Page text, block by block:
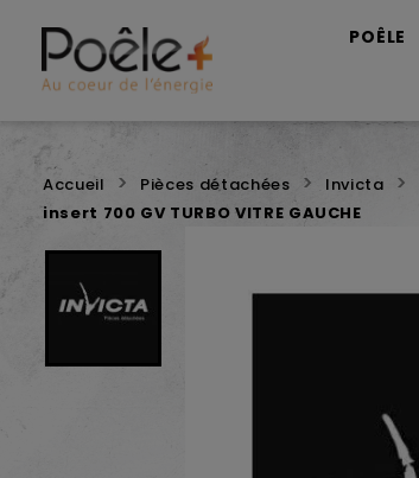
POÊLE
Accueil Pièces détachées Invicta
insert 700 GV TURBO VITRE GAUCHE